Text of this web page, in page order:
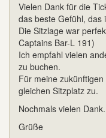
Vielen Dank für die
das beste Gefühl, das
Die Sitzlage war
Captains Bar-L 191)
Ich empfahl vielen
zu buchen.
Für meine
gleichen Sitzplatz zu.
Nochmals vielen Dank.
Grüße